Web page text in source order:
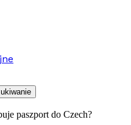
paszport do Czech?